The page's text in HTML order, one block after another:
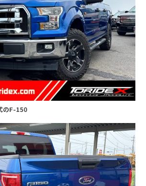
のF-150